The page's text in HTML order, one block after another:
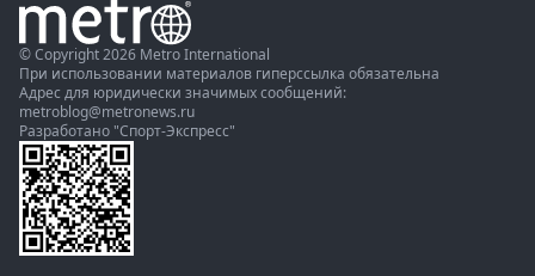
© Copyright 2026 Metro International
При использовании материалов гиперссылка обязательна
Адрес для юридически значимых сообщений:
metroblog@metronews.ru
Разработано "Спорт-Экспресс"